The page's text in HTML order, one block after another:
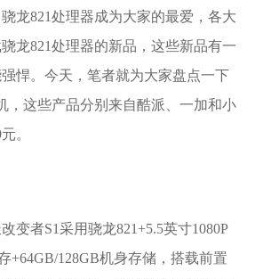
龙821处理器成为大家的最爱，各大
龙821处理器的新品，这些新品有一
悍。今天，笔者就为大家盘点一下
，这些产品分别来自酷派、一加和小
。
变者S1采用骁龙821+5.5英寸1080P
+64GB/128GB机身存储，搭载前置